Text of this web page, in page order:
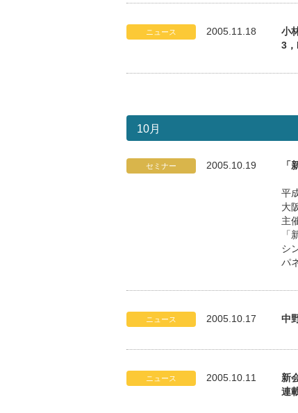
ニュース 2005.11.18
小
3，
10月
セミナー 2005.10.19
平
大
主
シ
パ
ニュース 2005.10.17 中
ニュース 2005.10.11
新
連